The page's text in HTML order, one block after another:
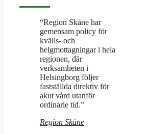
“Region Skåne har
gemensam policy för
kvälls- och
helgmottagningar i hela
regionen, där
verksamheten i
Helsingborg följer
fastställda direktiv för
akut vård utanför
ordinarie tid.”
Region Skåne